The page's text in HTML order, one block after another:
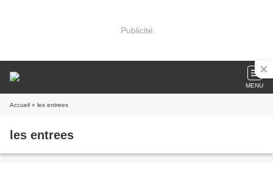
Publicité
MENU
Accueil » les entrees
les entrees